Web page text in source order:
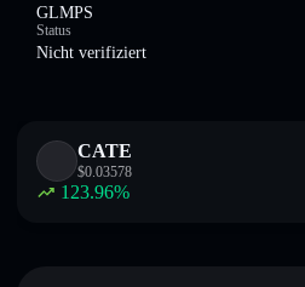
GLMPS
Status
Nicht verifiziert
CATE
$0.03578
123.96%